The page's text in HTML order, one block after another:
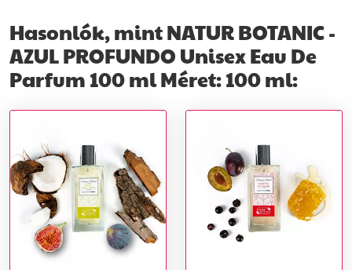
Hasonlók, mint NATUR BOTANIC -
AZUL PROFUNDO Unisex Eau De
Parfum 100 ml Méret: 100 ml: